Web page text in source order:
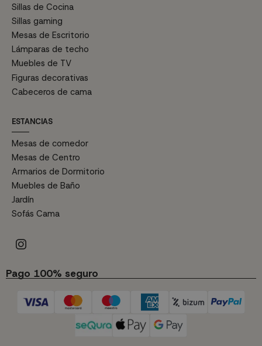
Sillas de Cocina
Sillas gaming
Mesas de Escritorio
Lámparas de techo
Muebles de TV
Figuras decorativas
Cabeceros de cama
ESTANCIAS
Mesas de comedor
Mesas de Centro
Armarios de Dormitorio
Muebles de Baño
Jardín
Sofás Cama
Pago 100% seguro